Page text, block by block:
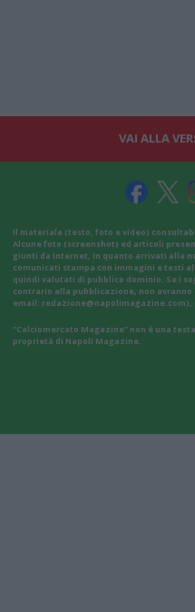
VAI ALLA
Il materiale (testo, foto e video)
Alcune foto (screenshot) ed articoli
giunti da internet, in quanto arrivati alla
comunicati stampa con immagini e testi
quindi valutati di pubblico dominio. Se i
contrario alla pubblicazione, non
email: redazione@napolimagazine.com),
"Calciomercato Magazine" non è una
proprietà di Napoli Magazine.